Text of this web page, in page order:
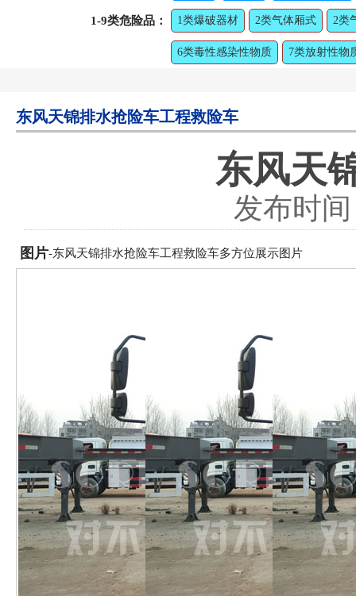
1-9类危险品： 1类爆破器材 2类气体厢式 2类
6类毒性感染性物质 7类放射性物
东风天锦排水抢险车工程救险车
东风天
发布时
图片-东风天锦排水抢险车工程救险车多方位展示图片